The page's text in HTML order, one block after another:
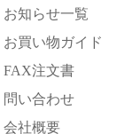
お知らせ一覧
お買い物ガイド
FAX注文書
問い合わせ
会社概要